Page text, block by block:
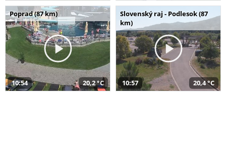
Poprad (87 km)
10:54 20,2 °C
Slovenský raj - Podlesok (87
km)
10:57 20,4 °C